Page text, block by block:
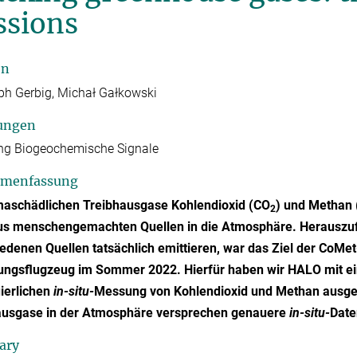
Gerbig, Michał Gałkowski
Biogeochemische Signale
Treibhausgase Kohlendioxid (CO2) und Methan
menschengemachten Quellen in die Atmosphäre.
Quellen tatsächlich emittieren, war das Ziel der
im Sommer 2022. Hierfür haben wir HALO mit
in-situ-Messung von Kohlendioxid und Methan
in der Atmosphäre versprechen genauere in-situ-